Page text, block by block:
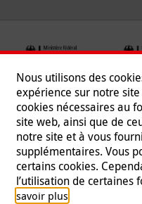
Suivez-nous
Nous utilisons des
expérience sur notre
cookies nécessaires au
site web, ainsi que de
notre site et à vous
supplémentaires. Vous
certains cookies.
l’utilisation de certaines
savoir plus.